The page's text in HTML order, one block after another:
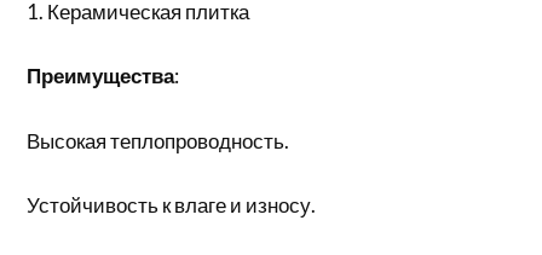
1. Керамическая плитка
Преимущества:
Высокая теплопроводность.
Устойчивость к влаге и износу.